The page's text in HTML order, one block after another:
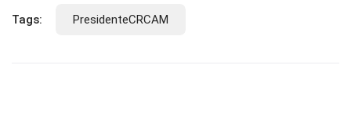
Tags: PresidenteCRCAM